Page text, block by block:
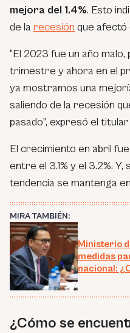
mejora del 1.4%. Esto
de la recesión que afectó
“El 2023 fue un año
trimestre y ahora en el
ya mostramos una
saliendo de la recesión
pasado”, expresó el
El crecimiento en abril
entre el 3.1% y el 3.2%.
tendencia se mantenga
MIRA TAMBIÉN:
Ministerio
medidas
nacional:
¿Cómo se